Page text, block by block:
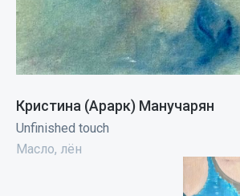
Кристина (Арарк) Манучарян
Unfinished touch
Масло, лён